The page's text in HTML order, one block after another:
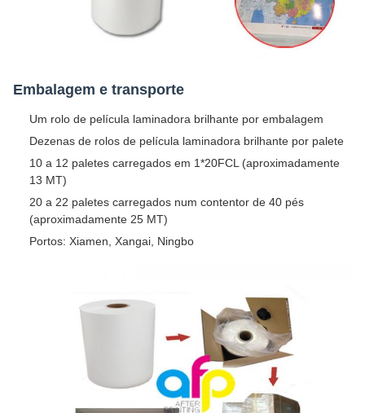
Embalagem e transporte
Um rolo de película laminadora brilhante por embalagem
Dezenas de rolos de película laminadora brilhante por palete
10 a 12 paletes carregados em 1*20FCL (aproximadamente
13 MT)
20 a 22 paletes carregados num contentor de 40 pés
(aproximadamente 25 MT)
Portos: Xiamen, Xangai, Ningbo